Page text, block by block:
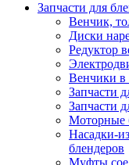
Запчасти для
Венчик,
Диски
Редуктор
Венчики в
Запчасти
Запчасти
Моторные
Насадки-
блендеров
Муфты